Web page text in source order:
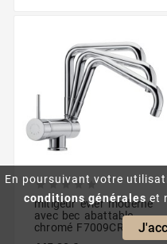
En poursuivant votre
conditions générales et
    
mitigeur évier moderne
avec bec abattable
chromé F7009CR